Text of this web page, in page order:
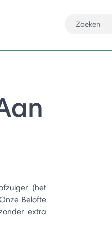
(het
Belofte
extra